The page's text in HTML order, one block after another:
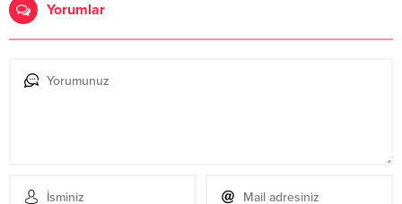
Yorumlar